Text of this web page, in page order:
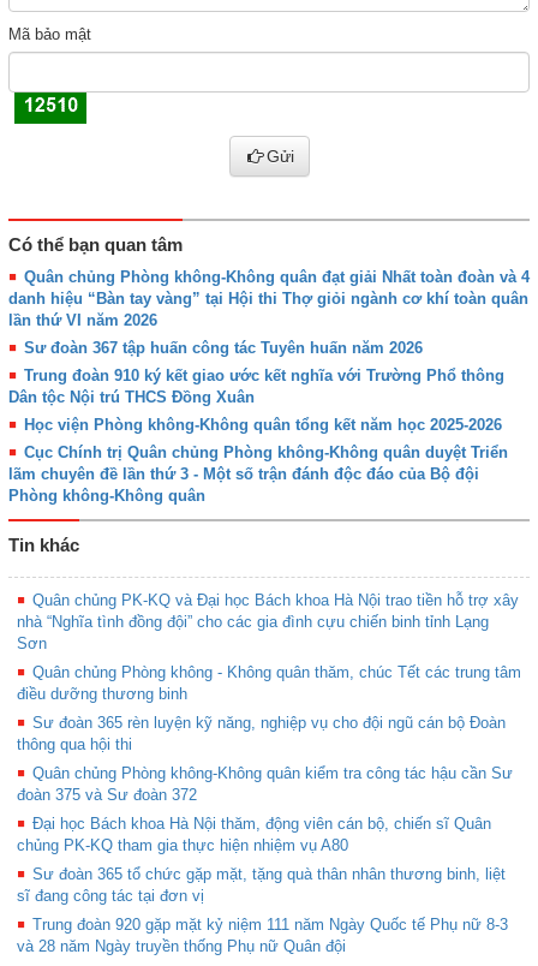
Mã bảo mật
Gửi
Có thể bạn quan tâm
Quân chủng Phòng không-Không quân đạt giải Nhất toàn đoàn và 4
danh hiệu “Bàn tay vàng” tại Hội thi Thợ giỏi ngành cơ khí toàn quân
lần thứ VI năm 2026
Sư đoàn 367 tập huấn công tác Tuyên huấn năm 2026
Trung đoàn 910 ký kết giao ước kết nghĩa với Trường Phổ thông
Dân tộc Nội trú THCS Đồng Xuân
Học viện Phòng không-Không quân tổng kết năm học 2025-2026
Cục Chính trị Quân chủng Phòng không-Không quân duyệt Triển
lãm chuyên đề lần thứ 3 - Một số trận đánh độc đáo của Bộ đội
Phòng không-Không quân
Tin khác
Quân chủng PK-KQ và Đại học Bách khoa Hà Nội trao tiền hỗ trợ xây
nhà “Nghĩa tình đồng đội” cho các gia đình cựu chiến binh tỉnh Lạng
Sơn
Quân chủng Phòng không - Không quân thăm, chúc Tết các trung tâm
điều dưỡng thương binh
Sư đoàn 365 rèn luyện kỹ năng, nghiệp vụ cho đội ngũ cán bộ Đoàn
thông qua hội thi
Quân chủng Phòng không-Không quân kiểm tra công tác hậu cần Sư
đoàn 375 và Sư đoàn 372
Đại học Bách khoa Hà Nội thăm, động viên cán bộ, chiến sĩ Quân
chủng PK-KQ tham gia thực hiện nhiệm vụ A80
Sư đoàn 365 tổ chức gặp mặt, tặng quà thân nhân thương binh, liệt
sĩ đang công tác tại đơn vị
Trung đoàn 920 gặp mặt kỷ niệm 111 năm Ngày Quốc tế Phụ nữ 8-3
và 28 năm Ngày truyền thống Phụ nữ Quân đội